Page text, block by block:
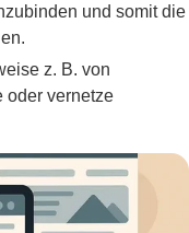
und somit die
z. B. von
oder vernetze